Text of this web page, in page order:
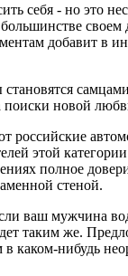
себя - но это
своем
добавит в
поиски новой
российские
этой
полное
стеной.
ваш мужчина
таким же.
в каком-нибудь